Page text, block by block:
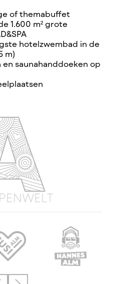
of themabuffet
1.600 m² grote
hotelzwembad in de
m)
en saunahanddoeken op